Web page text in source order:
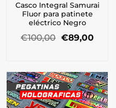
Casco Integral Samurai
Fluor para patinete
eléctrico Negro
€100,00 El
precio
€100,00.
€89,00El